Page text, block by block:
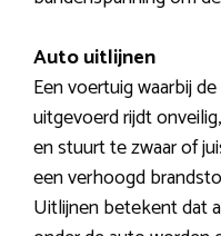
Auto uitlijnen
Een voertuig waarbij
uitgevoerd rijdt
en stuurt te zwaar of
een verhoogd
Uitlijnen betekent dat